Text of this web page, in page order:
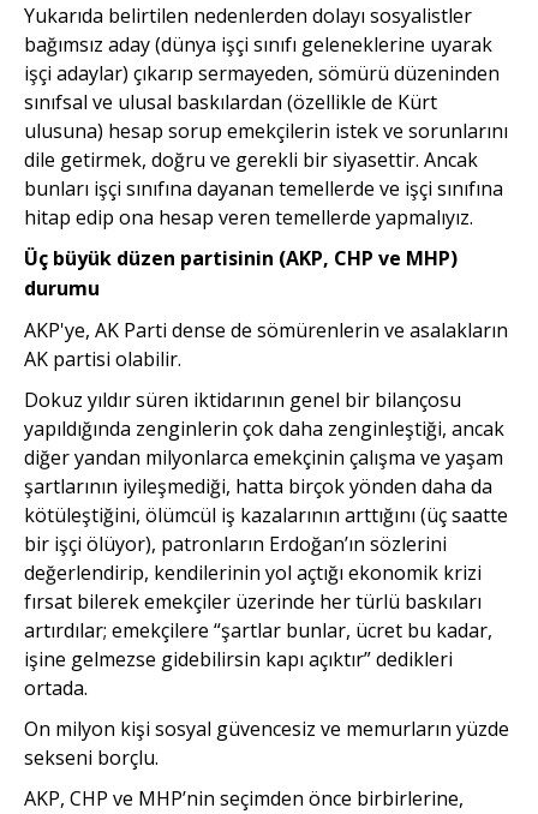
Yukarıda belirtilen nedenlerden dolayı sosyalistler
bağımsız aday (dünya işçi sınıfı geleneklerine uyarak
işçi adaylar) çıkarıp sermayeden, sömürü düzeninden
sınıfsal ve ulusal baskılardan (özellikle de Kürt
ulusuna) hesap sorup emekçilerin istek ve sorunlarını
dile getirmek, doğru ve gerekli bir siyasettir. Ancak
bunları işçi sınıfına dayanan temellerde ve işçi sınıfına
hitap edip ona hesap veren temellerde yapmalıyız.
Üç büyük düzen partisinin (AKP, CHP ve MHP)
durumu
AKP'ye, AK Parti dense de sömürenlerin ve asalakların
AK partisi olabilir.
Dokuz yıldır süren iktidarının genel bir bilançosu
yapıldığında zenginlerin çok daha zenginleştiği, ancak
diğer yandan milyonlarca emekçinin çalışma ve yaşam
şartlarının iyileşmediği, hatta birçok yönden daha da
kötüleştiğini, ölümcül iş kazalarının arttığını (üç saatte
bir işçi ölüyor), patronların Erdoğan’ın sözlerini
değerlendirip, kendilerinin yol açtığı ekonomik krizi
fırsat bilerek emekçiler üzerinde her türlü baskıları
artırdılar; emekçilere “şartlar bunlar, ücret bu kadar,
işine gelmezse gidebilirsin kapı açıktır” dedikleri
ortada.
On milyon kişi sosyal güvencesiz ve memurların yüzde
sekseni borçlu.
AKP, CHP ve MHP’nin seçimden önce birbirlerine,